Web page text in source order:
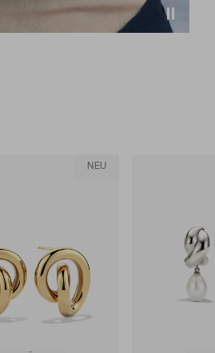
NEU